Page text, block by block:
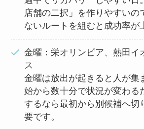
店舗の二択」を作りやすいの
ないルートを組むと成功率が
金曜：栄オリンピア、熱田イ
ス
金曜は放出が起きると人が集
始から数十分で状況が変わる
するなら最初から別候補へ切
要です。